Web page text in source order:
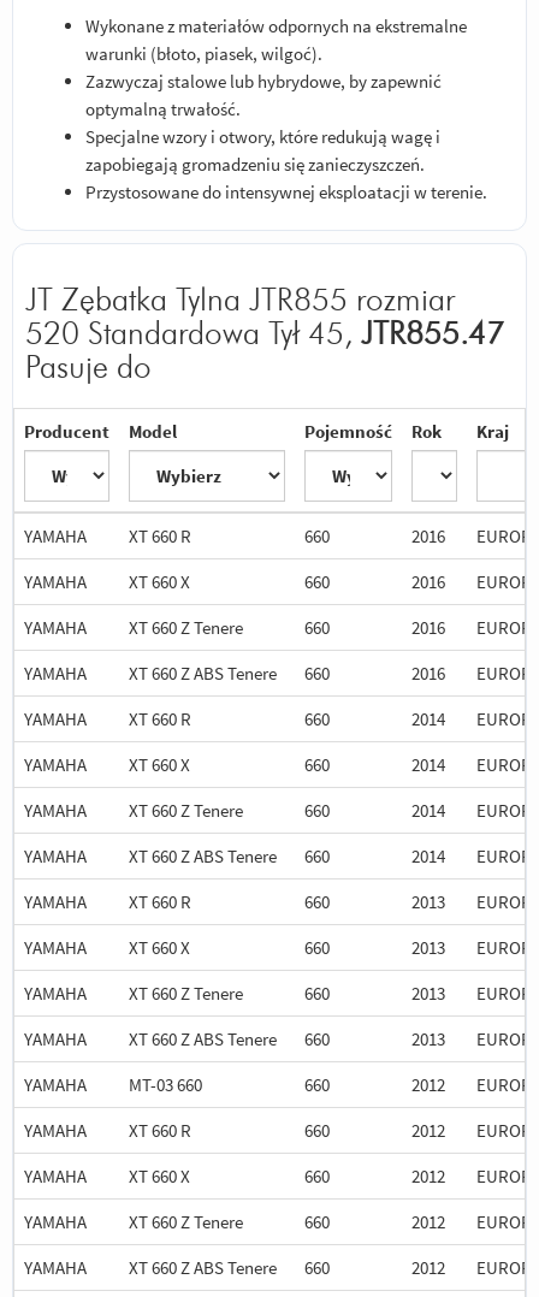
Wykonane z materiałów odpornych na ekstremalne
warunki (błoto, piasek, wilgoć).
Zazwyczaj stalowe lub hybrydowe, by zapewnić
optymalną trwałość.
Specjalne wzory i otwory, które redukują wagę i
zapobiegają gromadzeniu się zanieczyszczeń.
Przystosowane do intensywnej eksploatacji w terenie.
JT Zębatka Tylna JTR855 rozmiar
520 Standardowa Tył 45, JTR855.47
Pasuje do
Producent Model Pojemność Rok Kraj
YAMAHA XT 660 R 660 2016
YAMAHA
XT 660 X 660 2016
YAMAHA
XT 660 Z Tenere 660 2016
YAMAHA
XT 660 Z ABS Tenere 660 2016
YAMAHA
XT 660 R 660 2014
YAMAHA
XT 660 X 660 2014
YAMAHA
XT 660 Z Tenere 660 2014
YAMAHA
XT 660 Z ABS Tenere 660 2014
YAMAHA
XT 660 R 660 2013
YAMAHA
XT 660 X 660 2013
YAMAHA
XT 660 Z Tenere 660 2013
YAMAHA
XT 660 Z ABS Tenere 660 2013
YAMAHA
MT-03 660 660 2012
YAMAHA
XT 660 R 660 2012
YAMAHA
XT 660 X 660 2012
YAMAHA
XT 660 Z Tenere 660 2012
YAMAHA
XT 660 Z ABS Tenere 660 2012